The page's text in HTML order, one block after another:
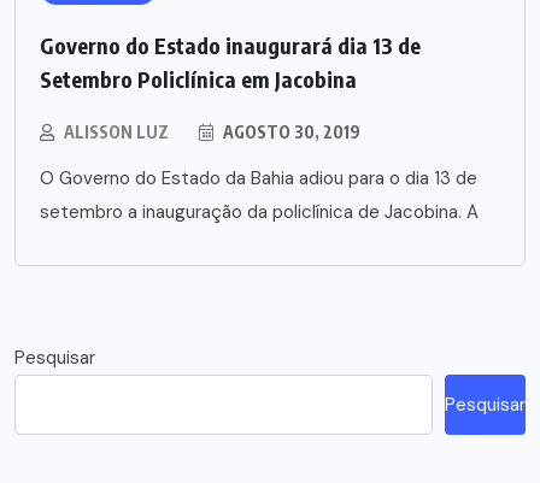
Governo do Estado inaugurará dia 13 de
Setembro Policlínica em Jacobina
ALISSON LUZ AGOSTO 30, 2019
O Governo do Estado da Bahia adiou para o dia 13 de
setembro a inauguração da policlínica de Jacobina. A
Pesquisar
Pesquisar